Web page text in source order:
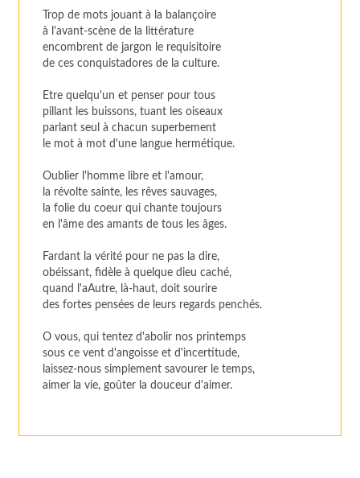
Trop de mots jouant à la balançoire
à l'avant-scène de la littérature
encombrent de jargon le requisitoire
de ces conquistadores de la culture.
Etre quelqu'un et penser pour tous
pillant les buissons, tuant les oiseaux
parlant seul à chacun superbement
le mot à mot d'une langue hermétique.
Oublier l'homme libre et l'amour,
la révolte sainte, les rêves sauvages,
la folie du coeur qui chante toujours
en l'âme des amants de tous les âges.
Fardant la vérité pour ne pas la dire,
obéissant, fidèle à quelque dieu caché,
quand l'aAutre, là-haut, doit sourire
des fortes pensées de leurs regards penchés.
O vous, qui tentez d'abolir nos printemps
sous ce vent d'angoisse et d'incertitude,
laissez-nous simplement savourer le temps,
aimer la vie, goûter la douceur d'aimer.